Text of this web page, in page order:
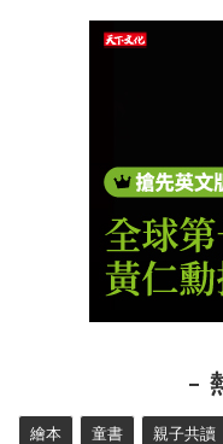
繪本 童書 親子共讀